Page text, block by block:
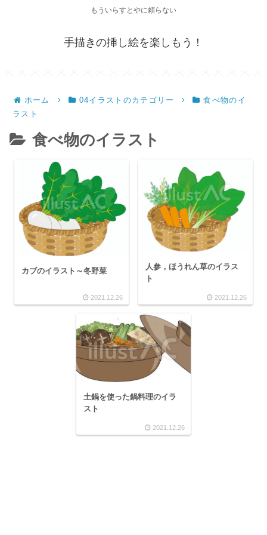
もういらすとやに頼らない
手描きの挿し絵を楽しもう！
ホーム 04イラストのカテゴリー
食べ物のイ
ラスト
食べ物のイラスト
カブのイラスト～冬野菜
2021.12.26
人参，ほうれん草のイラス
ト
2021.12.26
土鍋を使った鍋料理のイラ
スト
2021.12.26